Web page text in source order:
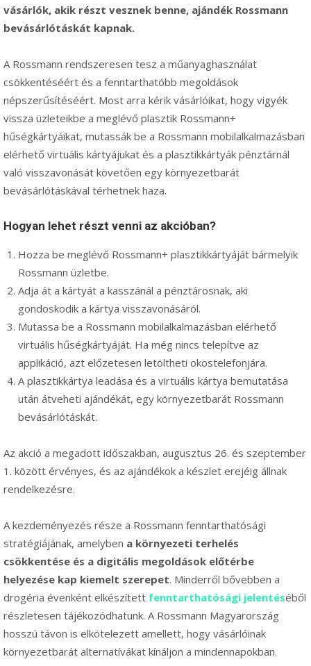
vásárlók, akik részt vesznek benne, ajándék Rossmann
bevásárlótáskát kapnak.
A Rossmann rendszeresen tesz a műanyaghasználat
csökkentéséért és a fenntarthatóbb megoldások
népszerűsítéséért. Most arra kérik vásárlóikat, hogy vigyék
vissza üzleteikbe a meglévő plasztik Rossmann+
hűségkártyáikat, mutassák be a Rossmann mobilalkalmazásban
elérhető virtuális kártyájukat és a plasztikkártyák pénztárnál
való visszavonását követően egy környezetbarát
bevásárlótáskával térhetnek haza.
Hogyan lehet részt venni az akcióban?
Hozza be meglévő Rossmann+ plasztikkártyáját bármelyik
Rossmann üzletbe.
Adja át a kártyát a kasszánál a pénztárosnak, aki
gondoskodik a kártya visszavonásáról.
Mutassa be a Rossmann mobilalkalmazásban elérhető
virtuális hűségkártyáját. Ha még nincs telepítve az
applikáció, azt előzetesen letöltheti okostelefonjára.
A plasztikkártya leadása és a virtuális kártya bemutatása
után átveheti ajándékát, egy környezetbarát Rossmann
bevásárlótáskát.
Az akció a megadott időszakban, augusztus 26. és szeptember
1. között érvényes, és az ajándékok a készlet erejéig állnak
rendelkezésre.
A kezdeményezés része a Rossmann fenntarthatósági
stratégiájának, amelyben a környezeti terhelés
csökkentése és a digitális megoldások előtérbe
helyezése kap kiemelt szerepet. Minderről bővebben a
drogéria évenként elkészített fenntarthatósági jelentéséből
részletesen tájékozódhatunk. A Rossmann Magyarország
hosszú távon is elkötelezett amellett, hogy vásárlóinak
környezetbarát alternatívákat kínáljon a mindennapokban.